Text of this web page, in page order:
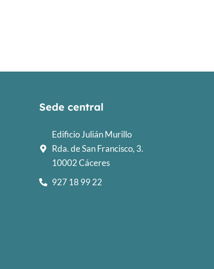
Sede central
Edificio Julián Murillo
Rda. de San Francisco, 3.
10002 Cáceres
927 18 99 22